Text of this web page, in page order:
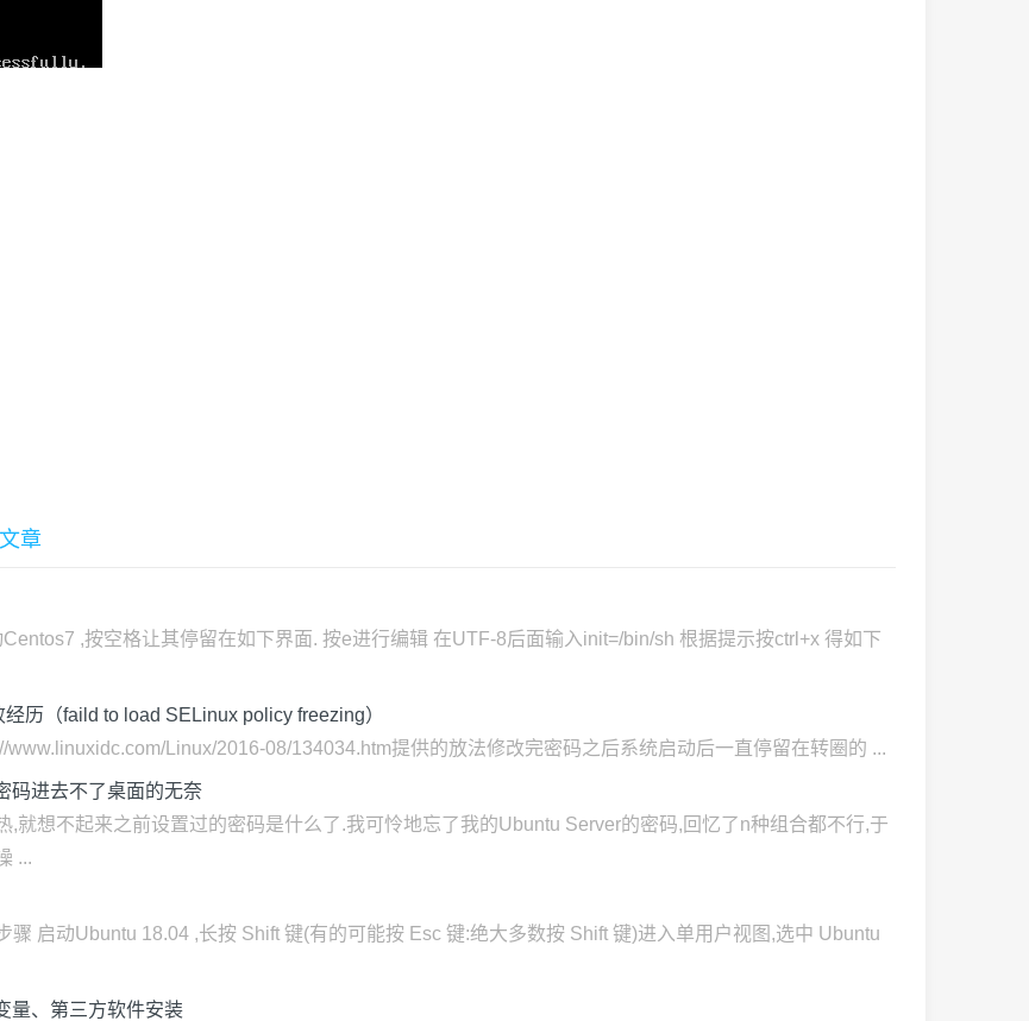
章
,按空格让其停留在如下界面. 按e进行编辑 在UTF-8后面输入init=/bin/sh 根据提示按ctrl+x 得如下
历（faild to load SELinux policy freezing）
Linux/2016-08/134034.htm提供的放法修改完密码之后系统启动后一直停留在转圈的 ...
码进去不了桌面的无奈
,就想不起来之前设置过的密码是什么了.我可怜地忘了我的Ubuntu Server的密码,回忆了n种组合都不行,于
...
启动Ubuntu 18.04 ,长按 Shift 键(有的可能按 Esc 键:绝大多数按 Shift 键)进入单用户视图,选中 Ubuntu
量、第三方软件安装